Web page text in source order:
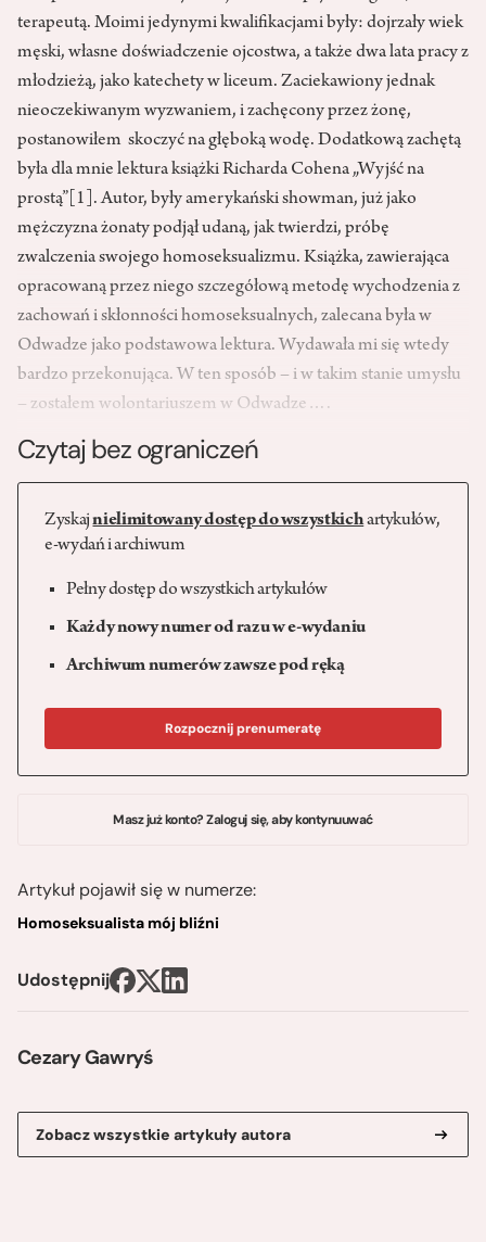
Cezary Gawryś
Zobacz wszystkie artykuły autora
terapeutą. Moimi jedynymi kwalifikacjami były: dojrzały wiek
męski, własne doświadczenie ojcostwa, a także dwa lata pracy z
młodzieżą, jako katechety w liceum. Zaciekawiony jednak
nieoczekiwanym wyzwaniem, i zachęcony przez żonę,
postanowiłem skoczyć na głęboką wodę. Dodatkową zachętą
była dla mnie lektura książki Richarda Cohena „Wyjść na
prostą” [1] . Autor, były amerykański showman, już jako
mężczyzna żonaty podjął udaną, jak twierdzi, próbę
zwalczenia swojego homoseksualizmu. Książka, zawierająca
opracowaną przez niego szczegółową metodę wychodzenia z
zachowań i skłonności homoseksualnych, zalecana była w
Odwadze jako podstawowa lektura. Wydawała mi się wtedy
bardzo przekonująca. W ten sposób – i w takim stanie umysłu
– zostałem wolontariuszem w Odwadze….
Czytaj bez ograniczeń
Zyskajnielimitowany dostęp do wszystkichartykułów,
e-wydań i archiwum
Pełny dostęp do wszystkich artykułów
Każdy nowy numer od razu w e-wydaniu
Archiwum numerów zawsze pod ręką
Rozpocznij prenumeratę
Masz już konto? Zaloguj się, aby kontynuuwać
Artykuł pojawił się w numerze:
Homoseksualista mój bliźni
Udostępnij